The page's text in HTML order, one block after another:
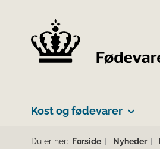
Kost og fødevarer
Du er her: Forside Nyheder